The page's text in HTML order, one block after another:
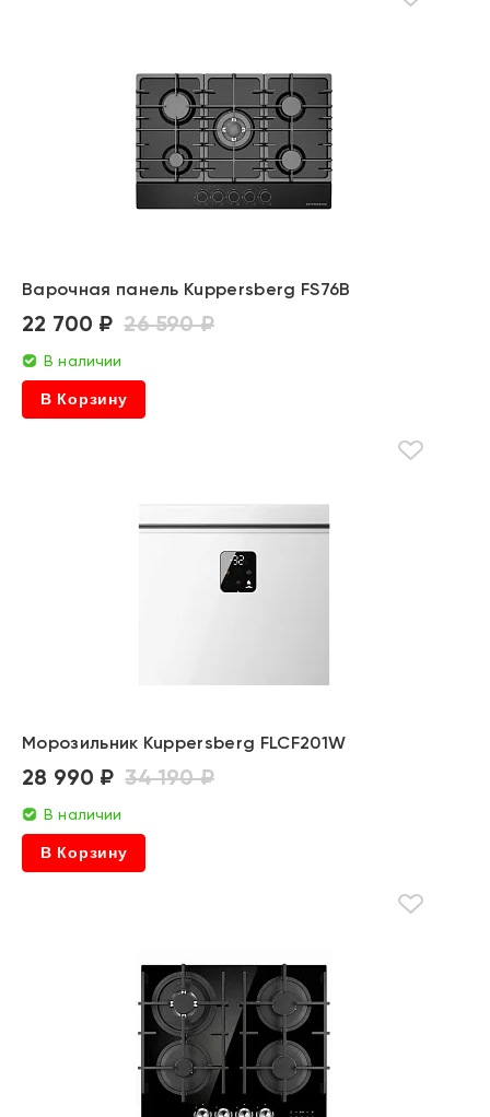
Варочная панель Kuppersberg FS76B
22 700 ₽ 26 590 ₽
В наличии
В Корзину
Морозильник Kuppersberg FLCF201W
28 990 ₽ 34 190 ₽
В наличии
В Корзину